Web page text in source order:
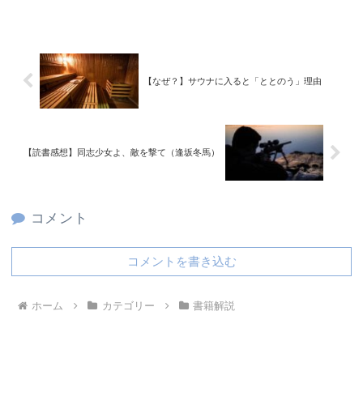
【なぜ？】サウナに入ると「ととのう」理由
【読書感想】同志少女よ、敵を撃て（逢坂冬馬）
コメント
コメントを書き込む
ホーム カテゴリー 書籍解説